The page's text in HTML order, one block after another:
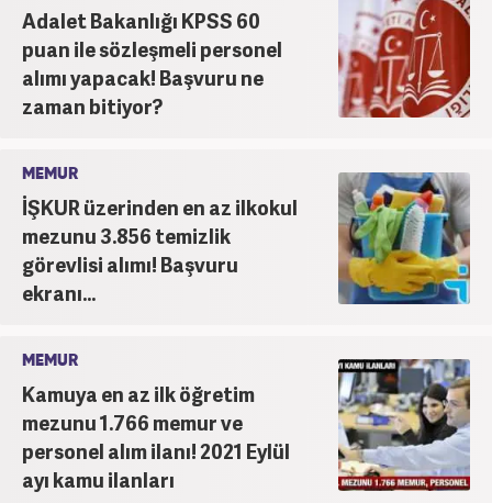
Adalet Bakanlığı KPSS 60
puan ile sözleşmeli personel
alımı yapacak! Başvuru ne
zaman bitiyor?
MEMUR
İŞKUR üzerinden en az ilkokul
mezunu 3.856 temizlik
görevlisi alımı! Başvuru
ekranı...
MEMUR
Kamuya en az ilk öğretim
mezunu 1.766 memur ve
personel alım ilanı! 2021 Eylül
ayı kamu ilanları